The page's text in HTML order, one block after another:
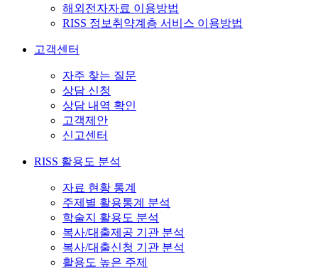
해외전자자료 이용방법
RISS 정보취약계층 서비스 이용방법
고객센터
자주 찾는 질문
상담 신청
상담 내역 확인
고객제안
신고센터
RISS 활용도 분석
자료 현황 통계
주제별 활용통계 분석
학술지 활용도 분석
복사/대출제공 기관 분석
복사/대출신청 기관 분석
활용도 높은 주제